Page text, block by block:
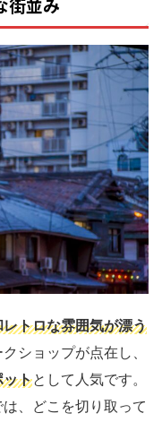
街並み
レトロな雰囲気が漂う
ショップが点在し、
ットとして人気です。
、どこを切り取って